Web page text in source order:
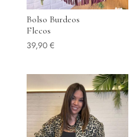
Bolso Burdeos
Flecos
39,90 €